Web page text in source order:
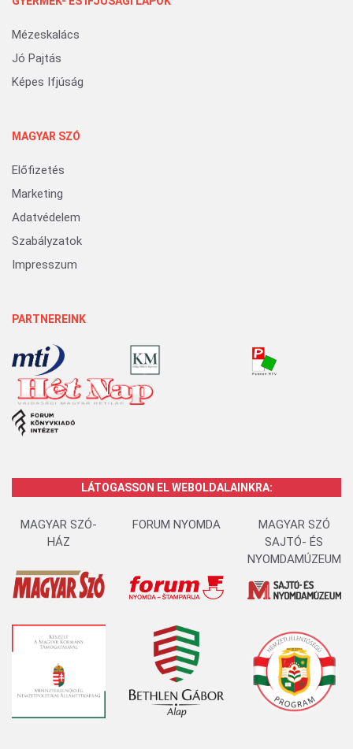
Mézeskalács
Jó Pajtás
Képes Ifjúság
MAGYAR SZÓ
Előfizetés
Marketing
Adatvédelem
Szabályzatok
Impresszum
PARTNEREINK
LÁTOGASSON EL WEBOLDALAINKRA:
MAGYAR SZÓ-
HÁZ
FORUM NYOMDA
MAGYAR SZÓ
SAJTÓ- ÉS
NYOMDAMÚZEUM